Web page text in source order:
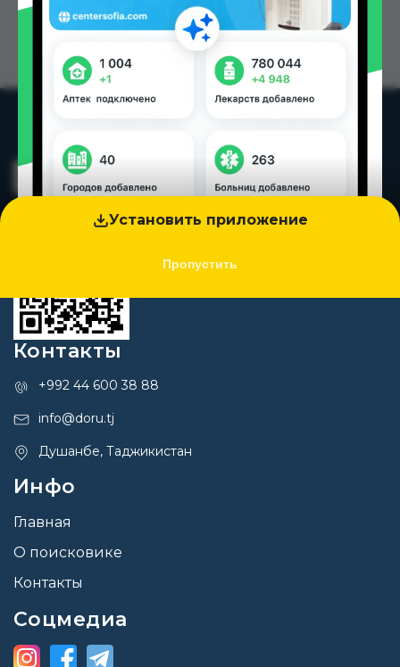
Установить приложение
Пропустить
Контакты
+992 44 600 38 88
info@doru.tj
Душанбе, Таджикистан
Инфо
Главная
О поисковике
Контакты
Соцмедиа